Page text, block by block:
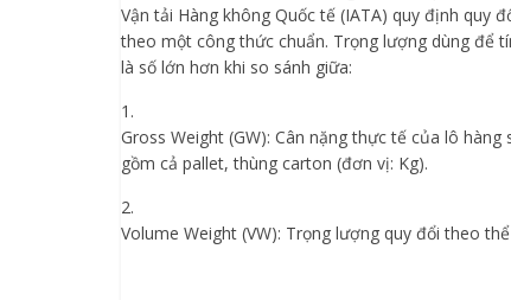
Vận tải Hàng không Quốc tế (IATA) quy định quy
theo một công thức chuẩn. Trọng lượng dùng để
là số lớn hơn khi so sánh giữa:
1.
Gross Weight (GW): Cân nặng thực tế của lô
gồm cả pallet, thùng carton (đơn vị: Kg).
2.
Volume Weight (VW): Trọng lượng quy đổi theo